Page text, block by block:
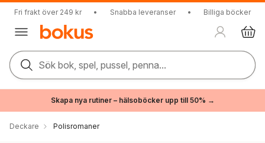
Fri frakt över 249 kr • Snabba leveranser • Billiga böcker
Sök bok, spel, pussel, penna...
Skapa nya rutiner – hälsoböcker upp till 50% →
Deckare Polisromaner